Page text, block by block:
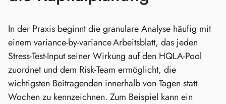
In der Praxis beginnt die granulare Analyse häufig mit
einem variance‑by‑variance Arbeitsblatt, das jeden
Stress‑Test‑Input seiner Wirkung auf den HQLA‑Pool
zuordnet und dem Risk‑Team ermöglicht, die
wichtigsten Beitragenden innerhalb von Tagen statt
Wochen zu kennzeichnen. Zum Beispiel kann ein